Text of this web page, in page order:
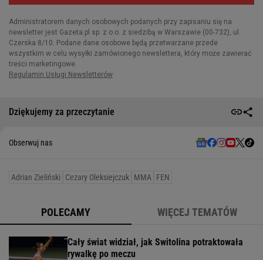
Dziękujemy za przeczytanie
Obserwuj nas
Adrian Zieliński Cezary Oleksiejczuk MMA FEN
POLECAMY WIĘCEJ TEMATÓW
Cały świat widział, jak Switolina potraktowała
rywalkę po meczu